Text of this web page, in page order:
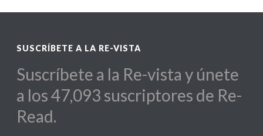
SUSCRÍBETE A LA RE-VISTA
Suscríbete a la Re-vista y únete
a los 47,093 suscriptores de Re-
Read.